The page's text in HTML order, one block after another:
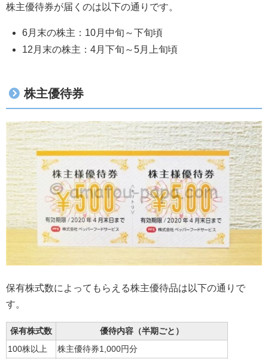
株主優待券が届くのは以下の通りです。
6月末の株主：10月中旬～下旬頃
12月末の株主：4月下旬～5月上旬頃
株主優待券
保有株式数によってもらえる株主優待品は以下の通りで
す。
保有株式数
優待内容（半期ごと）
100株以上
株主優待券1,000円分